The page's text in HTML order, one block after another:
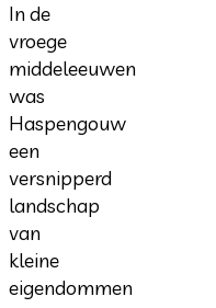
In de
vroege
middeleeuwen
was
Haspengouw
een
versnipperd
landschap
van
kleine
eigendommen